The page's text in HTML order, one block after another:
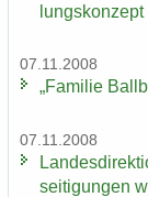
07.11.2008
„Fa­mi­lie
07.11.2008
sei­ti­gun­gen